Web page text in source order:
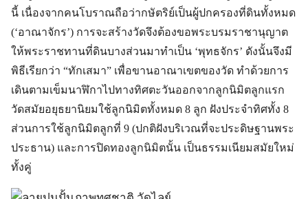
นี้ เนื่องจากคนโบราณถือว่ากษัตริย์เป็นผู้ปกครองที่ดินทั้งหมด
(‘อาณาจักร’) การจะสร้างวัดจึงต้องขอพระบรมราชานุญาต
ให้พระราชทานที่ดินบางส่วนมาทำเป็น ‘พุทธจักร’ ดังนั้นจึงมี
พิธีเรียกว่า “ทักเสมา” เพื่อขานอาณาเขตของวัด ทำด้วยการ
เดินตามเข็มนาฬิกาไปทางทิศตะวันออกจากลูกนิมิตลูกแรก
วัดสมัยอยุธยานิยมใช้ลูกนิมิตทั้งหมด 8 ลูก ฝังประจำทิศทั้ง 8
ส่วนการใช้ลูกนิมิตลูกที่ 9 (ปกติฝังบริเวณที่จะประดิษฐานพระ
ประธาน) และการปิดทองลูกนิมิตนั้น เป็นธรรมเนียมสมัยใหม่
ทั้งคู่